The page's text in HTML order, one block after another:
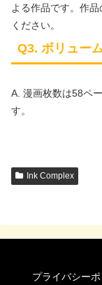
よる作品です。作
ください。
Q3. ボリュー
A. 漫画枚数は58ペ
す。
Ink Complex
プライバシー